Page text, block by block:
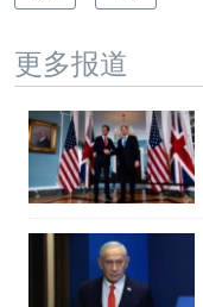
更多报道